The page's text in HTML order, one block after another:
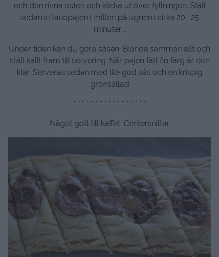
och den rivna osten och klicka ut över fyllningen. Ställ
sedan in tacopajen i mitten på ugnen i cirka 20- 25
minuter .
Under tiden kan du göra såsen. Blanda samman allt och
ställ kallt fram till servering. När pajen fått fin färg är den
klar. Serveras sedan med lite god sås och en krispig
grönsallad
* * * * * * * * * * * * * * * * *
Något gott till kaffet: Centersnittar